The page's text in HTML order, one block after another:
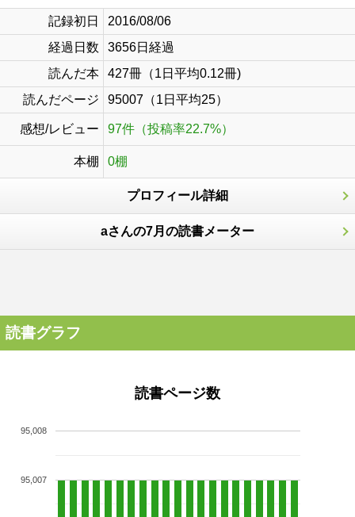
記録初日
2016/08/06
経過日数
3656日経過
読んだ本
427冊（1日平均0.12冊)
読んだページ
95007（1日平均25）
感想/レビュー 97件（投稿率22.7%）
本棚 0棚
プロフィール詳細
aさんの7月の読書メーター
読書グラフ
読書ページ数
95,007
95,008